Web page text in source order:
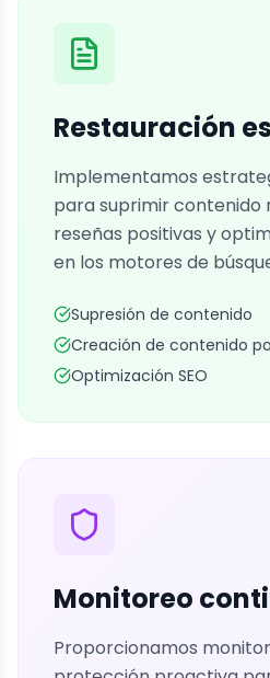
Restauración
Implementamos
para suprimir contenido
reseñas positivas y
en los motores de
Supresión de contenido
Creación de contenido
Optimización SEO
Monitoreo
Proporcionamos